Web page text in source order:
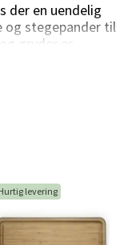
der en uendelig
stegepander til
gryder er
supper og andre
til at fordele
som
Piskeris er
at rense skålene
levering